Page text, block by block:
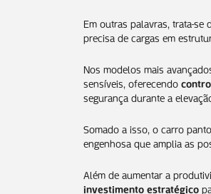
Em outras palavras, trata-se
precisa de cargas em
Nos modelos mais
sensíveis, oferecendo
segurança durante a
Somado a isso, o carro
engenhosa que amplia as
Além de aumentar a
investimento estratégico